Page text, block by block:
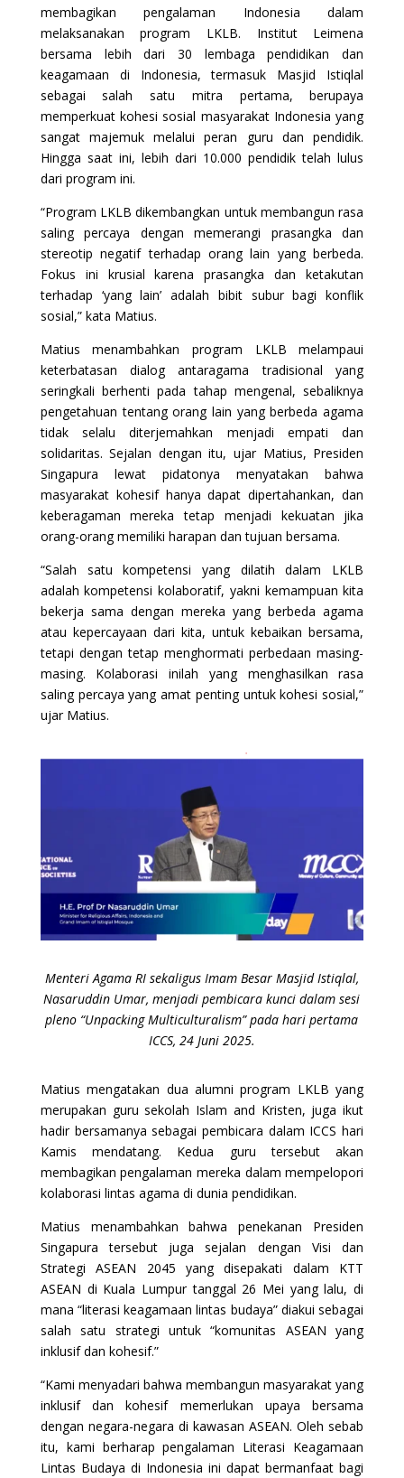
membagikan pengalaman Indonesia dalam
melaksanakan program LKLB. Institut Leimena
bersama lebih dari 30 lembaga pendidikan dan
keagamaan di Indonesia, termasuk Masjid Istiqlal
sebagai salah satu mitra pertama, berupaya
memperkuat kohesi sosial masyarakat Indonesia yang
sangat majemuk melalui peran guru dan pendidik.
Hingga saat ini, lebih dari 10.000 pendidik telah lulus
dari program ini.
“Program LKLB dikembangkan untuk membangun rasa
saling percaya dengan memerangi prasangka dan
stereotip negatif terhadap orang lain yang berbeda.
Fokus ini krusial karena prasangka dan ketakutan
terhadap ‘yang lain’ adalah bibit subur bagi konflik
sosial,” kata Matius.
Matius menambahkan program LKLB melampaui
keterbatasan dialog antaragama tradisional yang
seringkali berhenti pada tahap mengenal, sebaliknya
pengetahuan tentang orang lain yang berbeda agama
tidak selalu diterjemahkan menjadi empati dan
solidaritas. Sejalan dengan itu, ujar Matius, Presiden
Singapura lewat pidatonya menyatakan bahwa
masyarakat kohesif hanya dapat dipertahankan, dan
keberagaman mereka tetap menjadi kekuatan jika
orang-orang memiliki harapan dan tujuan bersama.
“Salah satu kompetensi yang dilatih dalam LKLB
adalah kompetensi kolaboratif, yakni kemampuan kita
bekerja sama dengan mereka yang berbeda agama
atau kepercayaan dari kita, untuk kebaikan bersama,
tetapi dengan tetap menghormati perbedaan masing-
masing. Kolaborasi inilah yang menghasilkan rasa
saling percaya yang amat penting untuk kohesi sosial,”
ujar Matius.
Menteri Agama RI sekaligus Imam Besar Masjid Istiqlal,
Nasaruddin Umar, menjadi pembicara kunci dalam sesi
pleno “Unpacking Multiculturalism” pada hari pertama
ICCS, 24 Juni 2025.
Matius mengatakan dua alumni program LKLB yang
merupakan guru sekolah Islam and Kristen, juga ikut
hadir bersamanya sebagai pembicara dalam ICCS hari
Kamis mendatang. Kedua guru tersebut akan
membagikan pengalaman mereka dalam mempelopori
kolaborasi lintas agama di dunia pendidikan.
Matius menambahkan bahwa penekanan Presiden
Singapura tersebut juga sejalan dengan Visi dan
Strategi ASEAN 2045 yang disepakati dalam KTT
ASEAN di Kuala Lumpur tanggal 26 Mei yang lalu, di
mana “literasi keagamaan lintas budaya” diakui sebagai
salah satu strategi untuk “komunitas ASEAN yang
inklusif dan kohesif.”
“Kami menyadari bahwa membangun masyarakat yang
inklusif dan kohesif memerlukan upaya bersama
dengan negara-negara di kawasan ASEAN. Oleh sebab
itu, kami berharap pengalaman Literasi Keagamaan
Lintas Budaya di Indonesia ini dapat bermanfaat bagi